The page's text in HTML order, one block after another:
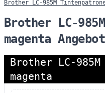
Brother LC-985M
Brother LC-
magenta
Brother LC-
magenta